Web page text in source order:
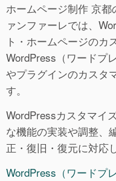
ホームページ制作 京
ァンファーレでは、
ト・ホームページのカ
WordPress（ワードプ
やプラグインのカスタ
す。
WordPressカスタマイ
な機能の実装や調整、
正・復旧・復元に対応
WordPress（ワードプ